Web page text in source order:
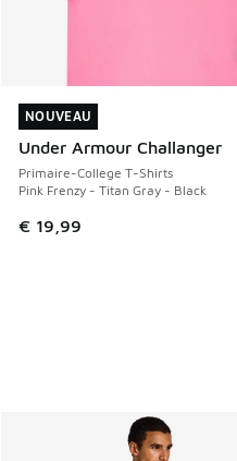
NOUVEAU
Under Armour Challanger
Primaire-College T-Shirts
Pink Frenzy - Titan Gray - Black
€ 19,99
NOUVEAU